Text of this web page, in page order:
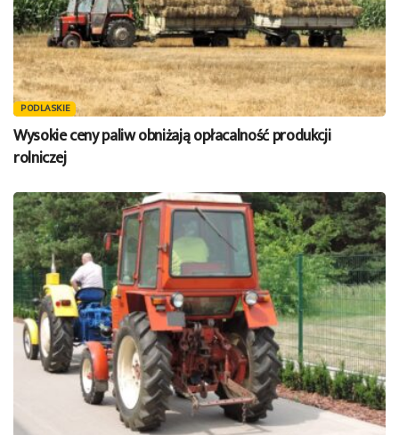
PODLASKIE
Wysokie ceny paliw obniżają opłacalność produkcji
rolniczej